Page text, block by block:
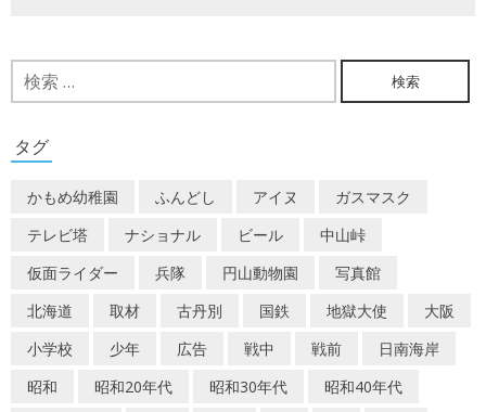
検
索:
タグ
かもめ幼稚園 ふんどし アイヌ
ガスマスク
テレビ塔
ナショナル ビール
中山峠
仮面ライダー
兵隊 円山動物園
写真館
北海道
取材 古丹別 国鉄 地獄大使
大阪
小学校
少年 広告 戦中 戦前
日南海岸
昭和
昭和20年代 昭和30年代
昭和40年代